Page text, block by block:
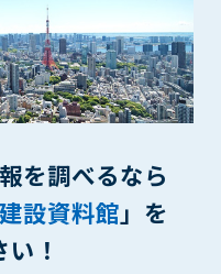
を調べるなら
建設資料館」を
！
本サービスを利用するも
用に関連し、第三者から
または訴訟が提起された
任においてこれを解決す
ものとします。
載されたこと自体に起因
ません。
・点検・加入者の利便性